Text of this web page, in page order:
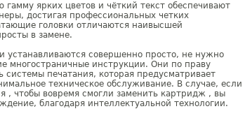
гамму ярких цветов и чёткий текст обеспечивают
достигая профессиональных четких
головки отличаются наивысшей
в замене.
устанавливаются совершенно просто, не нужно
многостраничные инструкции. Они по праву
системы печатания, которая предусматривает
техническое обслуживание. В случае, если
, чтобы вовремя смогли заменить картридж , вы
благодаря интеллектуальной технологии.